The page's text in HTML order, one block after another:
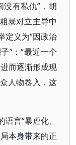
没有私仇”，胡
暴对立主导中
定义为“因政治
”：“最近一个
而逐渐形成现
人物卷入，这
言“暴虐化、
本身带来的正